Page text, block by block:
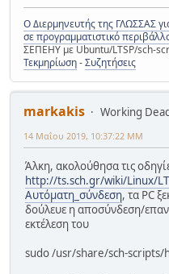
Ο Διερμηνευτής της ΓΛΩΣΣΑΣ
σε προγραμματιστικό
ΣΕΠΕΗΥ με Ubuntu/LTSP/sch-
Τεκμηρίωση-Συζητήσεις
markakis
Working
14 Μαΐου 2019, 10:37:22 ΜΜ
Άλκη, ακολούθησα τις
http://ts.sch.gr/wiki/Linux/
Αυτόματη_σύνδεση, τα PC
δούλευε η αποσύνδεση/
εκτέλεση του
sudo /usr/share/sch-scripts/